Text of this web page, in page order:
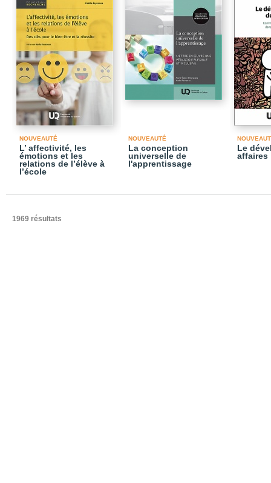
NOUVEAUTÉ
L’ affectivité, les
émotions et les
relations de l’élève à
l’école
NOUVEAUTÉ
La conception
universelle de
l'apprentissage
Le
affaires
1969 résultats